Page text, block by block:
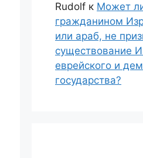
Rudolf к Может
гражданином
или араб, не
существование
еврейского и
государства?